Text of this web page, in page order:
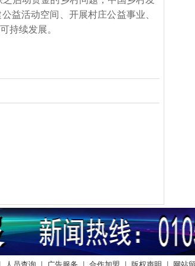
益活动空间、开展村庄公益事业、
持续发展。